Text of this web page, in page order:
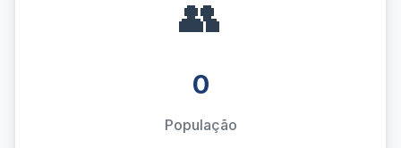
👥
0
População